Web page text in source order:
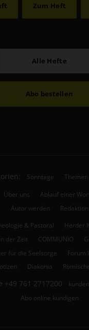
Zum Heft
Alle Hefte
Abo bestellen
Sonntage Themen
Über uns
Ablauf einer
Autor werden
Redaktion
& Pastoral
Herder
der Zeit
COMMUNIO
für die Seelsorge
Forum
Diakonia
+49 761 2717200
Abo online kündigen